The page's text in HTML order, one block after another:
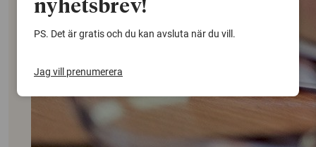
nyhetsbrev!
PS. Det är gratis och du kan avsluta när du vill.
Jag vill prenumerera